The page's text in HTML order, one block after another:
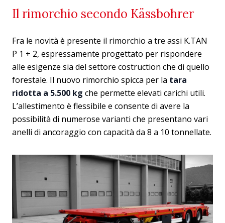
Il rimorchio secondo Kässbohrer
Fra le novità è presente il rimorchio a tre assi K.TAN
P 1 + 2, espressamente progettato per rispondere
alle esigenze sia del settore costruction che di quello
forestale. Il nuovo rimorchio spicca per la tara
ridotta a 5.500 kg che permette elevati carichi utili.
L’allestimento è flessibile e consente di avere la
possibilità di numerose varianti che presentano vari
anelli di ancoraggio con capacità da 8 a 10 tonnellate.